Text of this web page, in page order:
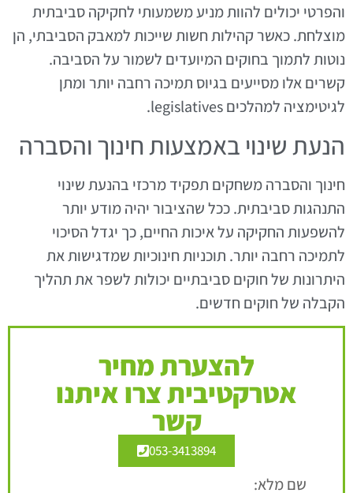
והפרטי יכולים להוות מניע משמעותי לחקיקה סביבתית
מוצלחת. כאשר קהילות חשות שייכות למאבק הסביבתי, הן
נוטות לתמוך בחוקים המיועדים לשמור על הסביבה.
קשרים אלו מסייעים בגיוס תמיכה רחבה יותר ומתן
לגיטימציה למהלכים legislatives.
הנעת שינוי באמצעות חינוך והסברה
חינוך והסברה משחקים תפקיד מרכזי בהנעת שינוי
התנהגות סביבתית. ככל שהציבור יהיה מודע יותר
להשפעות החקיקה על איכות החיים, כך יגדל הסיכוי
לתמיכה רחבה יותר. תוכניות חינוכיות שמדגישות את
היתרונות של חוקים סביבתיים יכולות לשפר את תהליך
הקבלה של חוקים חדשים.
להצערת מחיר
אטרקטיבית צרו איתנו
קשר
053-3413894